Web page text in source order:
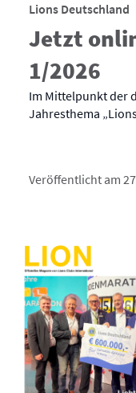
Lions Deutschland
Jetzt
1/2026
Im Mittelpunkt der
Jahresthema
Veröffentlicht am